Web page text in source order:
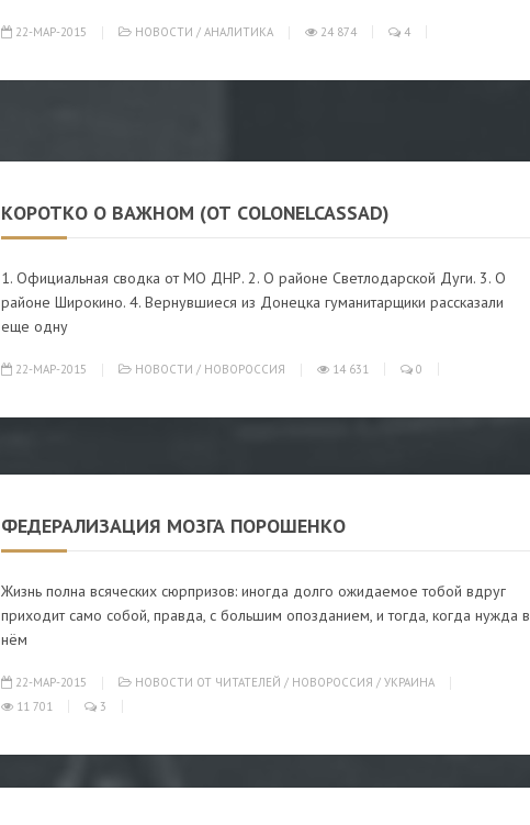
22-МАР-2015 НОВОСТИ / АНАЛИТИКА 24 874 4
КОРОТКО О ВАЖНОМ (ОТ СOLONELCASSAD)
1. Официальная сводка от МО ДНР. 2. О районе Светлодарской Дуги. 3. О
районе Широкино. 4. Вернувшиеся из Донецка гуманитарщики рассказали
еще одну
22-МАР-2015 НОВОСТИ / НОВОРОССИЯ 14 631 0
ФЕДЕРАЛИЗАЦИЯ МОЗГА ПОРОШЕНКО
Жизнь полна всяческих сюрпризов: иногда долго ожидаемое тобой вдруг
приходит само собой, правда, с большим опозданием, и тогда, когда нужда в
нём
22-МАР-2015 НОВОСТИ ОТ ЧИТАТЕЛЕЙ / НОВОРОССИЯ / УКРАИНА
11 701
3